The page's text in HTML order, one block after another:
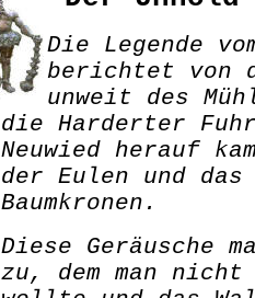
Die Legende
berichtet von
unweit des
die Harderter
Neuwied herauf
der Eulen und das
Baumkronen.
Diese Geräusche
zu, dem man nicht